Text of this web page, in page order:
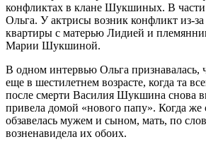
конфликтах в клане Шукшиных. В части
Ольга. У актрисы возник конфликт из-за
квартиры с матерью Лидией и
Марии Шукшиной.
В одном интервью Ольга признавалась,
еще в шестилетнем возрасте, когда та
после смерти Василия Шукшина снова
привела домой «нового папу». Когда же
обзавелась мужем и сыном, мать, по
возненавидела их обоих.